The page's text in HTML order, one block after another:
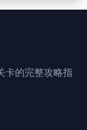
的完整攻略指